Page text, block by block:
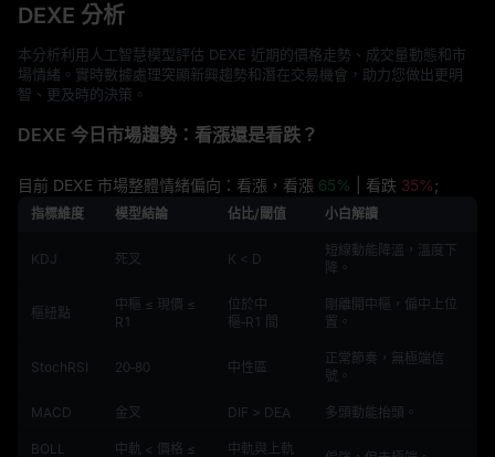
DEXE 分析
本分析利用人工智慧模型評估 DEXE 近期的價格走勢、成交量動態和市
場情緒。實時數據處理突顯新興趨勢和潛在交易機會，助力您做出更明
智、更及時的決策。
DEXE 今日市場趨勢：看漲還是看跌？
目前 DEXE 市場整體情緒偏向：看漲，看漲 65% | 看跌 35%;
指標維度 模型結論 佔比/閾值 小白解讀
KDJ 死叉 K < D
短線動能降溫，溫度下
降。
樞紐點
中樞 ≤ 現價 ≤
R1
位於中
樞‑R1 間
剛離開中樞，偏中上位
置。
StochRSI 20‑80 中性區
正常節奏，無極端信
號。
MACD 金叉 DIF > DEA 多頭動能抬頭。
BOLL
中軌 < 價格 ≤
中軌與上軌